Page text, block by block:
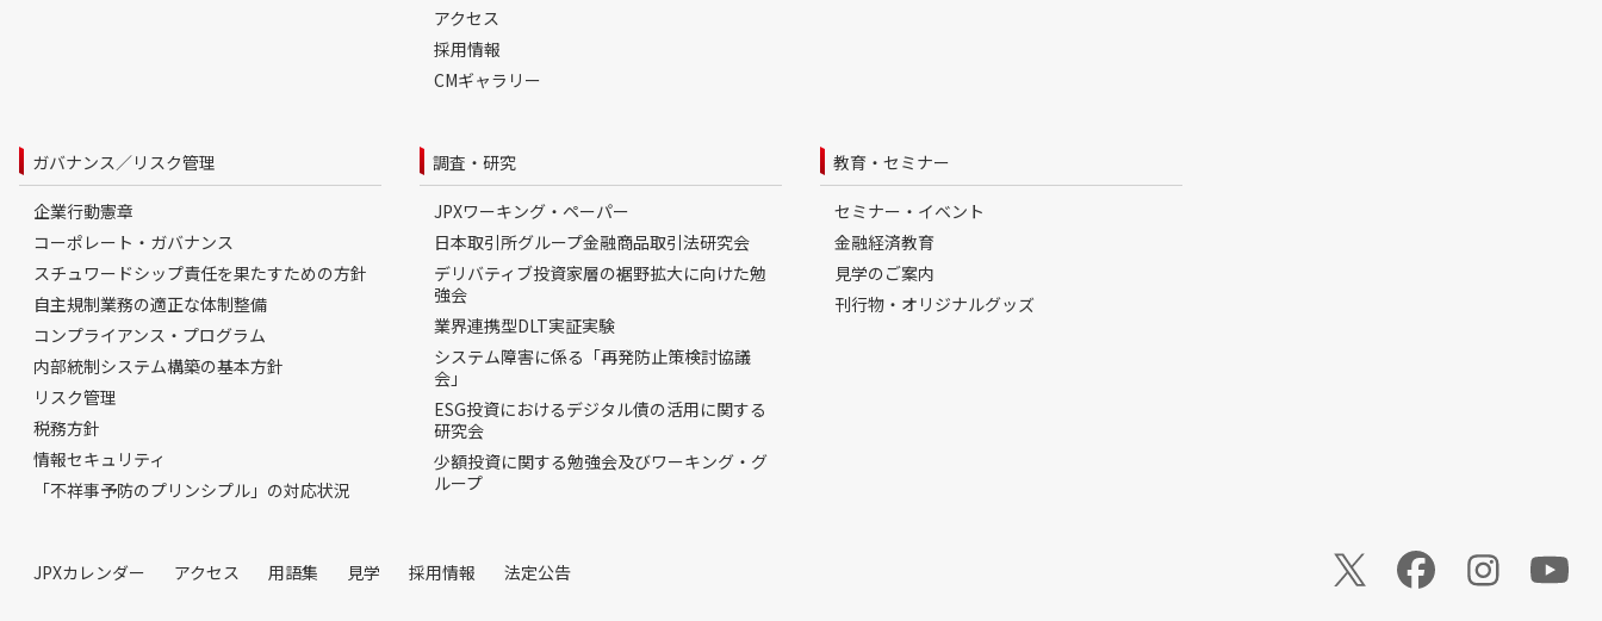
アクセス
採用情報
CMギャラリー
ガバナンス／リスク管理
企業行動憲章
コーポレート・ガバナンス
スチュワードシップ責任を果たすための方針
自主規制業務の適正な体制整備
コンプライアンス・プログラム
内部統制システム構築の基本方針
リスク管理
税務方針
情報セキュリティ
「不祥事予防のプリンシプル」の対応状況
調査・研究
JPXワーキング・ペーパー
日本取引所グループ金融商品取引法研究会
デリバティブ投資家層の裾野拡大に向けた勉
強会
業界連携型DLT実証実験
システム障害に係る「再発防止策検討協議
会」
ESG投資におけるデジタル債の活用に関する
研究会
少額投資に関する勉強会及びワーキング・グ
ループ
教育・セミナー
セミナー・イベント
金融経済教育
見学のご案内
刊行物・オリジナルグッズ
JPXカレンダー アクセス 用語集 見学 採用情報 法定公告